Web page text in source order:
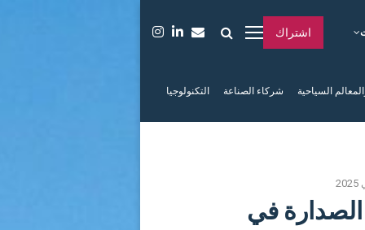
اشتراك
السياحية شركاء الصناعة التكنولوجيا
في